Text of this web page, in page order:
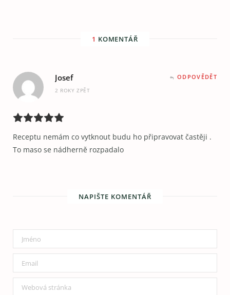
1 KOMENTÁŘ
Josef
2 ROKY ZPĚT
ODPOVĚDĚT
Receptu nemám co vytknout budu ho připravovat častěji .
To maso se nádherně rozpadalo
NAPIŠTE KOMENTÁŘ